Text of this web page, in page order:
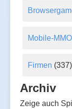
Mobile-
Firmen (337)
Archiv
Zeige auch